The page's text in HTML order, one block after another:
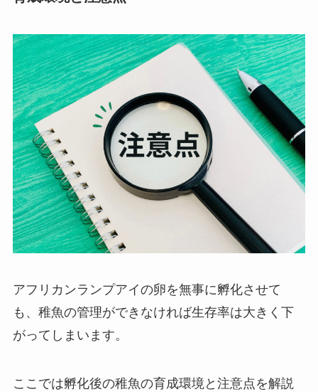
アフリカンランプアイの卵を無事に孵化させて
も、稚魚の管理ができなければ生存率は大きく下
がってしまいます。
ここでは孵化後の稚魚の育成環境と注意点を解説